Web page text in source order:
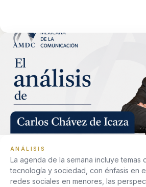
ANÁLISIS
La agenda de la semana incluye temas
tecnología y sociedad, con énfasis en
redes sociales en menores, las